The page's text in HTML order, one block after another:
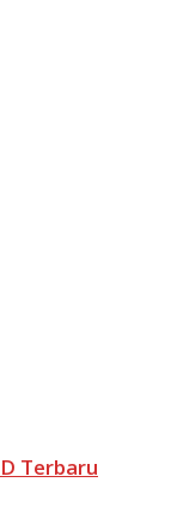
Terbaru